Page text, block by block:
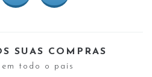
SUAS COMPRAS
todo o país